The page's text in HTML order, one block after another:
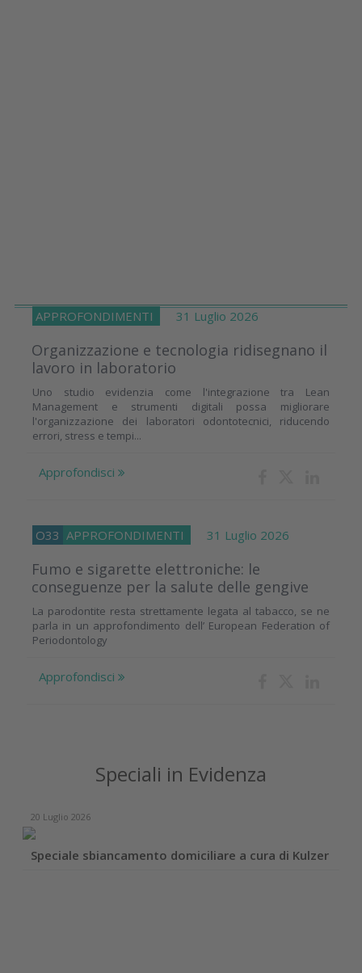
APPROFONDIMENTI 31 Luglio 2026
Organizzazione e tecnologia ridisegnano il
lavoro in laboratorio
Uno studio evidenzia come l'integrazione tra Lean
Management e strumenti digitali possa migliorare
l'organizzazione dei laboratori odontotecnici, riducendo
errori, stress e tempi...
Approfondisci
O33 APPROFONDIMENTI 31 Luglio 2026
Fumo e sigarette elettroniche: le
conseguenze per la salute delle gengive
La parodontite resta strettamente legata al tabacco, se ne
parla in un approfondimento dell’ European Federation of
Periodontology
Approfondisci
Speciali in Evidenza
20 Luglio 2026
Speciale sbiancamento domiciliare a cura di Kulzer